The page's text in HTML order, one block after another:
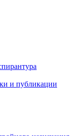
и публикации